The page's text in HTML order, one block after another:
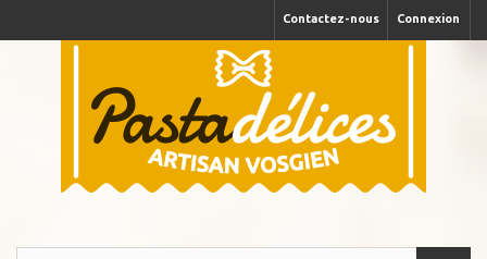
Connexion
Contactez-nous